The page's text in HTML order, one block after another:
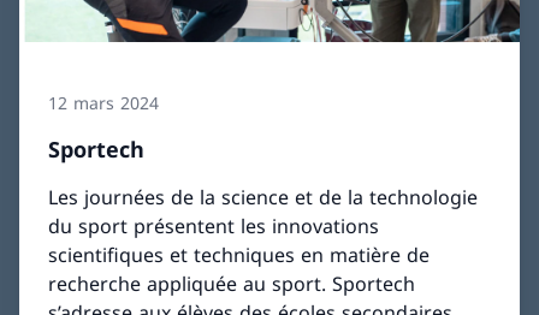
12 mars 2024
Sportech
Les journées de la science et de la technologie
du sport présentent les innovations
scientifiques et techniques en matière de
recherche appliquée au sport. Sportech